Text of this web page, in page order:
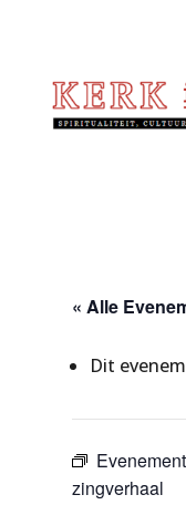
« Alle
Dit
zingverhaal